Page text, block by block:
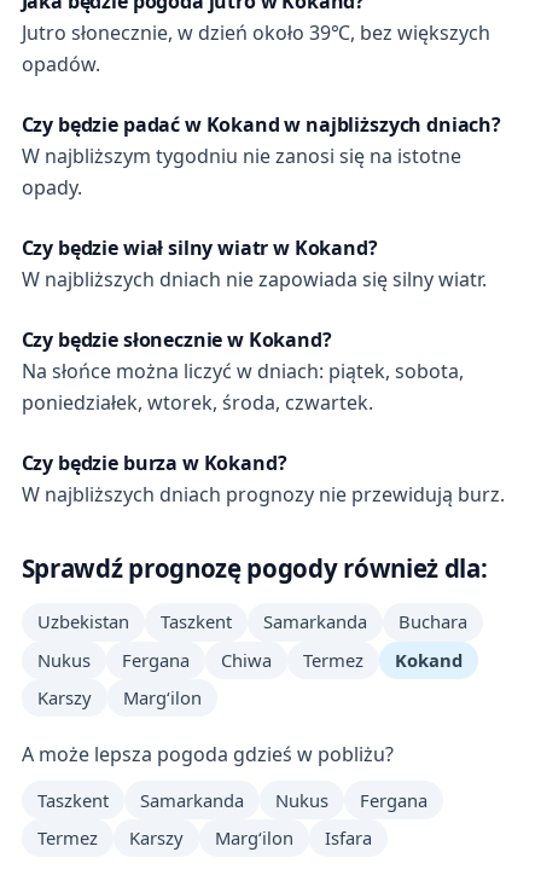
Jutro słonecznie, w dzień około 39℃, bez większych
opadów.
Czy będzie padać w Kokand w najbliższych dniach?
W najbliższym tygodniu nie zanosi się na istotne
opady.
Czy będzie wiał silny wiatr w Kokand?
W najbliższych dniach nie zapowiada się silny wiatr.
Czy będzie słonecznie w Kokand?
Na słońce można liczyć w dniach: piątek, sobota,
poniedziałek, wtorek, środa, czwartek.
Czy będzie burza w Kokand?
W najbliższych dniach prognozy nie przewidują burz.
Sprawdź prognozę pogody również dla:
Uzbekistan Taszkent Samarkanda
Buchara
Nukus
Fergana Chiwa Termez
Kokand
Karszy
Margʻilon
A może lepsza pogoda gdzieś w pobliżu?
Taszkent Samarkanda Nukus
Fergana
Termez
Karszy Margʻilon Isfara